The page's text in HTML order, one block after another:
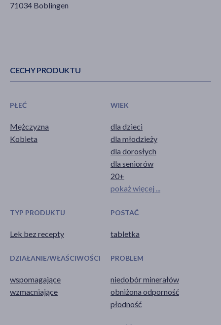
71034 Boblingen
CECHY PRODUKTU
PŁEĆ
Mężczyzna
Kobieta
WIEK
dla dzieci
dla młodzieży
dla dorosłych
dla seniorów
20+
pokaż więcej ...
TYP PRODUKTU
Lek bez recepty
POSTAĆ
tabletka
DZIAŁANIE/WŁAŚCIWOŚCI
wspomagające
wzmacniające
PROBLEM
niedobór minerałów
obniżona odporność
płodność